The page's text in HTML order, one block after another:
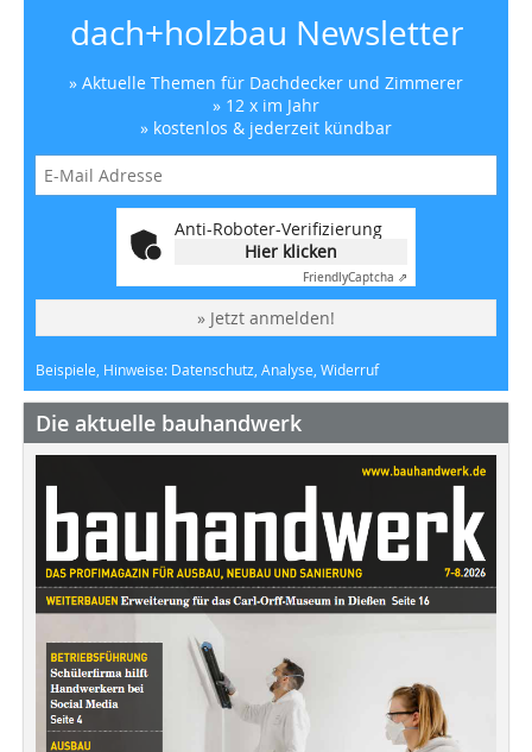
dach+holzbau Newsletter
» Aktuelle Themen für Dachdecker und Zimmerer
» 12 x im Jahr
» kostenlos & jederzeit kündbar
Anti-Roboter-Verifizierung
Hier klicken
FriendlyCaptcha ⇗
» Jetzt anmelden!
Beispiele, Hinweise: Datenschutz, Analyse, Widerruf
Die aktuelle bauhandwerk